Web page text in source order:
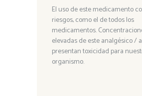
El uso de este medicamento
riesgos, como el de todos los
medicamentos.
elevadas de este analgésico /
presentan toxicidad para
organismo.